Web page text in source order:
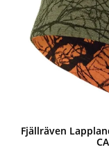
Fjällräven